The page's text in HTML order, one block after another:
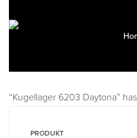
“Kugellager 6203 Daytona”
PRODUKT